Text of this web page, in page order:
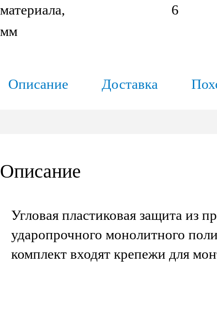
материала,
мм
6
Описание Доставка
Описание
Угловая пластиковая защита из
ударопрочного монолитного
комплект входят крепежи для